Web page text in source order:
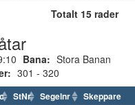
Totalt 15 rader
Bana: Stora Banan
301 - 320
StNr Segelnr Skeppare